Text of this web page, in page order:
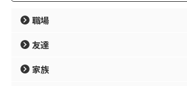
職場
友達
家族